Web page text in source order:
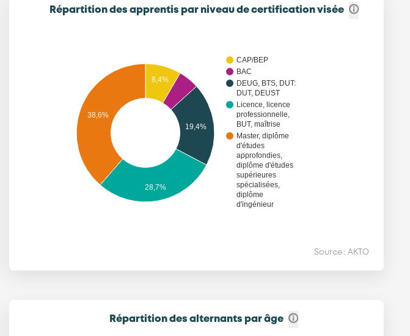
Répartition des apprentis par niveau de certification visée
CAP/BEP
BAC
DEUG, BTS, DUT:
DUT, DEUST
Licence, licence
professionnelle,
BUT, maîtrise
Master, diplôme
d'études
approfondies,
diplôme d'études
supérieures
spécialisées,
diplôme
d'ingénieur
8,4%
19,4%
38,6%
28,7%
Source : AKTO
Répartition des alternants par âge